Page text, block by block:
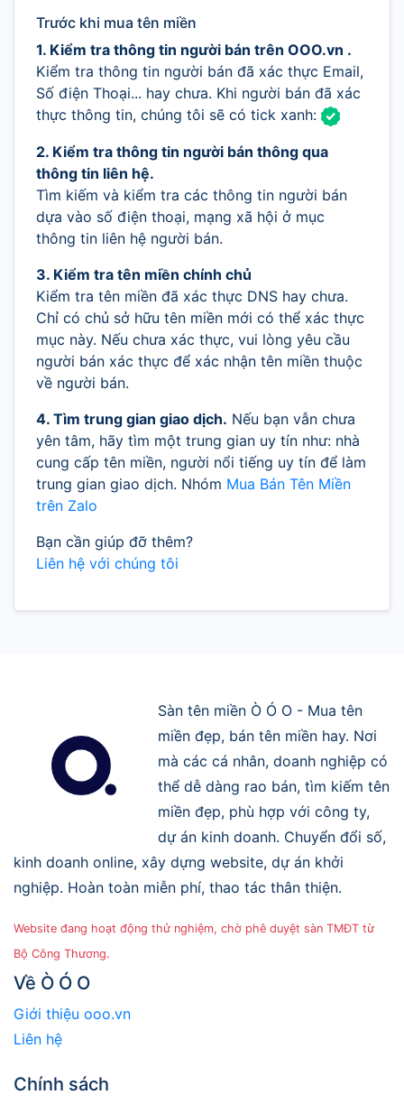
Trước khi mua tên miền
1. Kiểm tra thông tin người bán trên OOO.vn .
Kiểm tra thông tin người bán đã xác thực Email,
Số điện Thoại... hay chưa. Khi người bán đã xác
thực thông tin, chúng tôi sẽ có tick xanh:
2. Kiểm tra thông tin người bán thông qua
thông tin liên hệ.
Tìm kiếm và kiểm tra các thông tin người bán
dựa vào số điện thoại, mạng xã hội ở mục
thông tin liên hệ người bán.
3. Kiểm tra tên miền chính chủ
Kiểm tra tên miền đã xác thực DNS hay chưa.
Chỉ có chủ sở hữu tên miền mới có thể xác thực
mục này. Nếu chưa xác thực, vui lòng yêu cầu
người bán xác thực để xác nhận tên miền thuộc
về người bán.
4. Tìm trung gian giao dịch. Nếu bạn vẫn chưa
yên tâm, hãy tìm một trung gian uy tín như: nhà
cung cấp tên miền, người nổi tiếng uy tín để làm
trung gian giao dịch. Nhóm Mua Bán Tên Miền
trên Zalo
Bạn cần giúp đỡ thêm?
Liên hệ với chúng tôi
Sàn tên miền Ò Ó O - Mua tên
miền đẹp, bán tên miền hay. Nơi
mà các cá nhân, doanh nghiệp có
thể dễ dàng rao bán, tìm kiếm tên
miền đẹp, phù hợp với công ty,
dự án kinh doanh. Chuyển đổi số,
kinh doanh online, xây dựng website, dự án khởi
nghiệp. Hoàn toàn miễn phí, thao tác thân thiện.
Website đang hoạt động thử nghiệm, chờ phê duyệt sàn TMĐT từ
Bộ Công Thương.
Về Ò Ó O
Giới thiệu ooo.vn
Liên hệ
Chính sách